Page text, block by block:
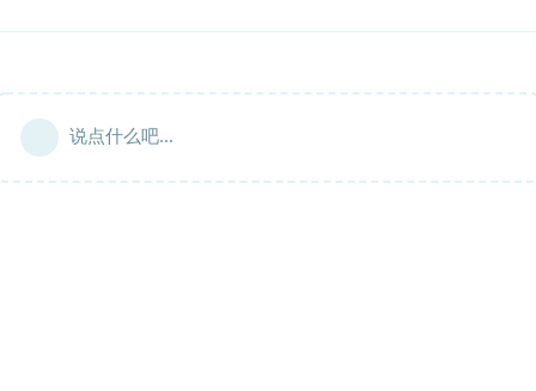
说点什么吧...